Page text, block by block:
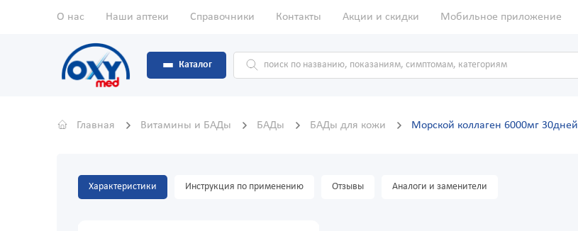
О нас Наши аптеки Справочники Контакты Акции и скидки Мобильное приложение
Каталог
Главная Витамины и БАДы БАДы БАДы для кожи Морской коллаген 6000мг 30дней
Характеристики Инструкция по применению Отзывы Аналоги и заменители